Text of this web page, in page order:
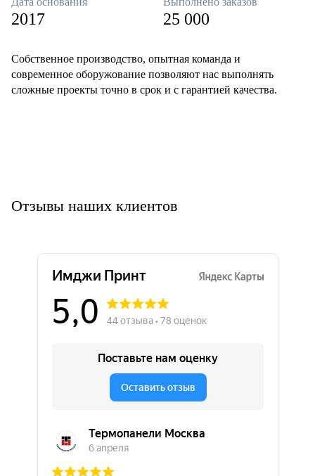
2017 25 000
Собственное производство, опытная команда и
современное оборужование позволяют нас выполнять
сложные проекты точно в срок и с гарантией качества.
Отзывы наших клиентов